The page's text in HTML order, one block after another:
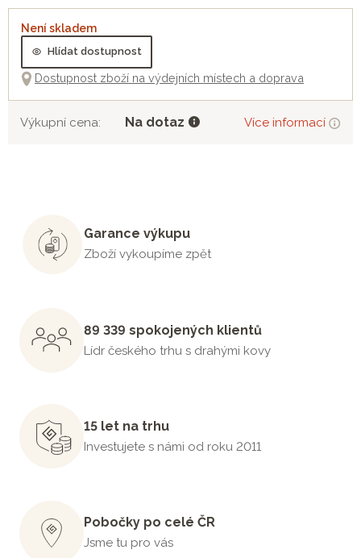
Není skladem
Hlídat dostupnost
Dostupnost zboží na výdejních místech a doprava
Výkupní cena: Na dotaz Více informací
Garance výkupu
Zboží vykoupíme zpět
89 339 spokojených klientů
Lídr českého trhu s drahými kovy
15 let na trhu
Investujete s námi od roku 2011
Pobočky po celé ČR
Jsme tu pro vás